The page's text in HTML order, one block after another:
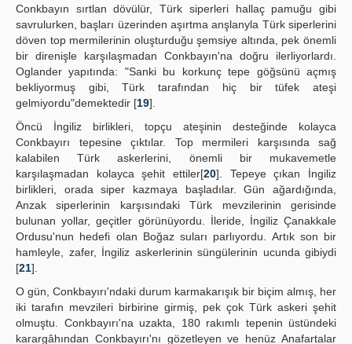
Conkbayın sırtlan dövülür, Türk siperleri hallaç pamuğu gibi
savrulurken, başları üzerinden aşırtma anşlanyla Türk siperlerini
döven top mermilerinin oluşturduğu şemsiye altında, pek önemli
bir direnişle karşılaşmadan Conkbayın'na doğru ilerliyorlardı.
Oglander yapıtında: "Sanki bu korkunç tepe göğsünü açmış
bekliyormuş gibi, Türk tarafından hiç bir tüfek ateşi
gelmiyordu"demektedir [19].
Öncü İngiliz birlikleri, topçu ateşinin desteğinde kolayca
Conkbayırı tepesine çıktılar. Top mermileri karşısında sağ
kalabilen Türk askerlerini, önemli bir mukavemetle
karşılaşmadan kolayca şehit ettiler[20]. Tepeye çıkan İngiliz
birlikleri, orada siper kazmaya başladılar. Gün ağardığında,
Anzak siperlerinin karşısındaki Türk mevzilerinin gerisinde
bulunan yollar, geçitler görünüyordu. İleride, İngiliz Çanakkale
Ordusu'nun hedefi olan Boğaz suları parlıyordu. Artık son bir
hamleyle, zafer, İngiliz askerlerinin süngülerinin ucunda gibiydi
[21].
O gün, Conkbayırı'ndaki durum karmakarışık bir biçim almış, her
iki tarafın mevzileri birbirine girmiş, pek çok Türk askeri şehit
olmuştu. Conkbayırı'na uzakta, 180 rakımlı tepenin üstündeki
karargâhından Conkbayırı'nı gözetleyen ve henüz Anafartalar